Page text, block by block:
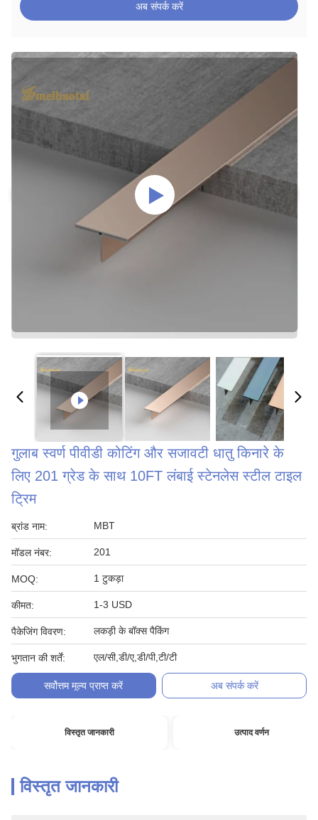
अब संपर्क करें
गुलाब स्वर्ण पीवीडी कोटिंग और सजावटी धातु किनारे के
लिए 201 ग्रेड के साथ 10FT लंबाई स्टेनलेस स्टील टाइल
ट्रिम
ब्रांड नाम: MBT
मॉडल नंबर: 201
MOQ: 1 टुकड़ा
कीमत: 1-3 USD
पैकेजिंग विवरण: लकड़ी के बॉक्स पैकिंग
भुगतान की शर्तें: एल/सी,डी/ए,डी/पी,टी/टी
सर्वोत्तम मूल्य प्राप्त करें अब संपर्क करें
विस्तृत जानकारी उत्पाद वर्णन
विस्तृत जानकारी